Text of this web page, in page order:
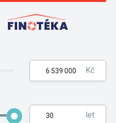
Kč
let